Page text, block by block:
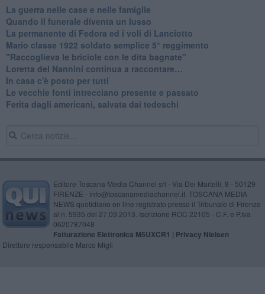
La guerra nelle case e nelle famiglie
Quando il funerale diventa un lusso
La permanente di Fedora ed i voli di Lanciotto
Mario classe 1922 soldato semplice 5° reggimento
"Raccoglieva le briciole con le dita bagnate"
​Loretta del Nannini continua a raccontare…
In casa c'è posto per tutti
Le vecchie fonti intrecciano presente e passato
Ferita dagli americani, salvata dai tedeschi
Editore Toscana Media Channel srl - Via Dei Martelli, 8 - 50129
FIRENZE - info@toscanamediachannel.it. TOSCANA MEDIA
NEWS quotidiano on line registrato presso il Tribunale di Firenze
al n. 5935 del 27.09.2013. Iscrizione ROC 22105 - C.F. e P.Iva
0620787048
Fatturazione Elettronica M5UXCR1 | Privacy Nielsen
Direttore responsabile Marco Migli